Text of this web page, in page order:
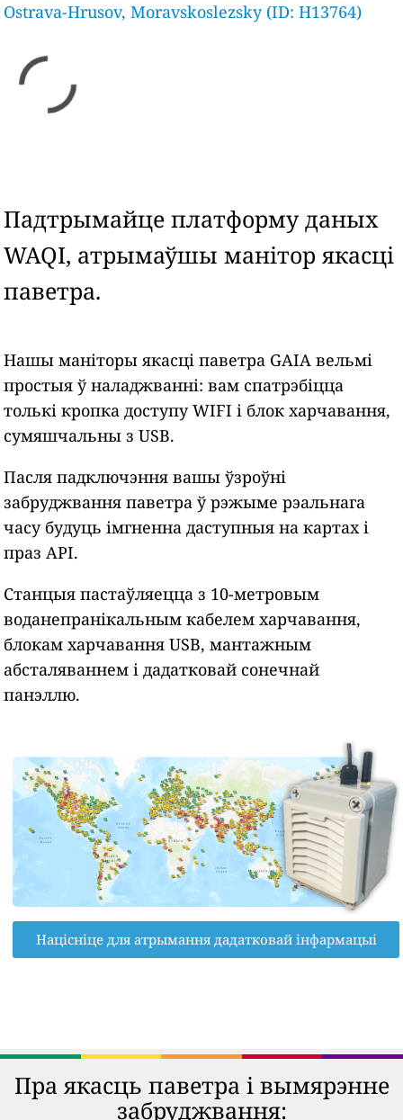
Ostrava-Hrusov, Moravskoslezsky (ID: H13764)
Падтрымайце платформу даных
WAQI, атрымаўшы манітор якасці
паветра.
Нашы маніторы якасці паветра GAIA вельмі
простыя ў наладжванні: вам спатрэбіцца
толькі кропка доступу WIFI і блок харчавання,
сумяшчальны з USB.
Пасля падключэння вашы ўзроўні
забруджвання паветра ў рэжыме рэальнага
часу будуць імгненна даступныя на картах і
праз API.
Станцыя пастаўляецца з 10-метровым
воданепранікальным кабелем харчавання,
блокам харчавання USB, мантажным
абсталяваннем і дадатковай сонечнай
панэллю.
Націсніце для атрымання дадатковай інфармацыі
Пра якасць паветра і вымярэнне
забруджвання: